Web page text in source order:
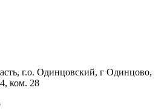
г.о. Одинцовский, г Одинцово,
ком. 28